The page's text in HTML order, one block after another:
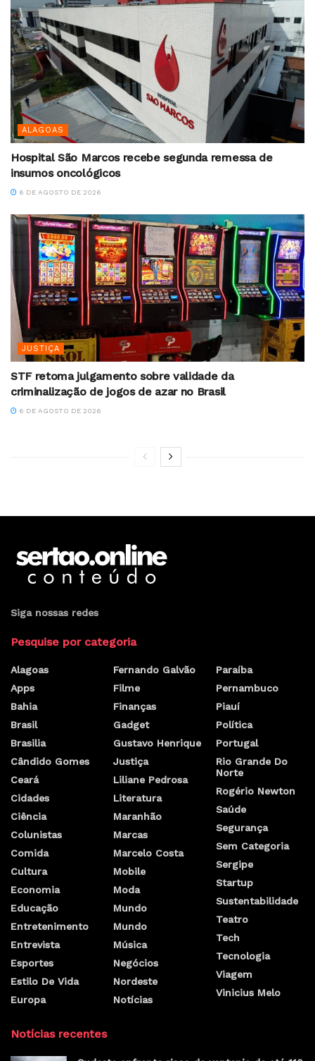
ALAGOAS
Hospital São Marcos recebe segunda remessa de
insumos oncológicos
6 DE AGOSTO DE 2026
JUSTIÇA
STF retoma julgamento sobre validade da
criminalização de jogos de azar no Brasil
6 DE AGOSTO DE 2026
Siga nossas redes
Pesquise por categoria
Alagoas
Apps
Bahia
Brasil
Brasilia
Cândido Gomes
Ceará
Cidades
Ciência
Colunistas
Comida
Cultura
Economia
Educação
Entretenimento
Entrevista
Esportes
Estilo De Vida
Europa
Fernando Galvão
Filme
Finanças
Gadget
Gustavo Henrique
Justiça
Liliane Pedrosa
Literatura
Maranhão
Marcas
Marcelo Costa
Mobile
Moda
Mundo
Mundo
Música
Negócios
Nordeste
Notícias
Paraíba
Pernambuco
Piauí
Política
Portugal
Rio Grande Do
Norte
Rogério Newton
Saúde
Segurança
Sem Categoria
Sergipe
Startup
Sustentabilidade
Teatro
Tech
Tecnologia
Viagem
Vinicius Melo
Notícias recentes